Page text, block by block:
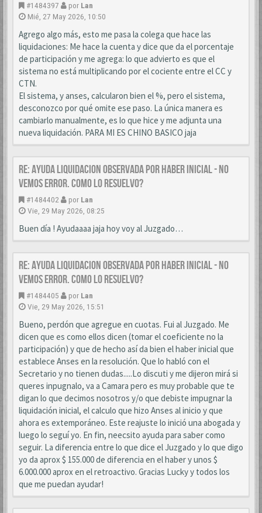
#1484397 por Lan
Mié, 27 May 2026, 10:50
Agrego algo más, esto me pasa la colega que hace las
liquidaciones: Me hace la cuenta y dice que da el porcentaje
de participación y me agrega: lo que advierto es que el
sistema no está multiplicando por el cociente entre el CC y
CTN.
El sistema, y anses, calcularon bien el %, pero el sistema,
desconozco por qué omite ese paso. La única manera es
cambiarlo manualmente, es lo que hice y me adjunta una
nueva liquidación. PARA MI ES CHINO BASICO jaja
Re: AYUDA LIQUIDACION OBSERVADA POR HABER INICIAL - NO
VEMOS ERROR. COMO LO RESUELVO?
#1484402 por Lan
Vie, 29 May 2026, 08:25
Buen día ! Ayudaaaa jaja hoy voy al Juzgado…
Re: AYUDA LIQUIDACION OBSERVADA POR HABER INICIAL - NO
VEMOS ERROR. COMO LO RESUELVO?
#1484405 por Lan
Vie, 29 May 2026, 15:51
Bueno, perdón que agregue en cuotas. Fui al Juzgado. Me
dicen que es como ellos dicen (tomar el coeficiente no la
participación) y que de hecho así da bien el haber inicial que
establece Anses en la resolución. Que lo habló con el
Secretario y no tienen dudas.....Lo discuti y me dijeron mirá si
queres inpugnalo, va a Camara pero es muy probable que te
digan lo que decimos nosotros y/o que debiste impugnar la
liquidación inicial, el calculo que hizo Anses al inicio y que
ahora es extemporáneo. Este reajuste lo inició una abogada y
luego lo seguí yo. En fin, neecsito ayuda para saber como
seguir. La diferencia entre lo que dice el Juzgado y lo que digo
yo da aprox $ 155.000 de diferencia en el haber y unos $
6.000.000 aprox en el retroactivo. Gracias Lucky y todos los
que me puedan ayudar!